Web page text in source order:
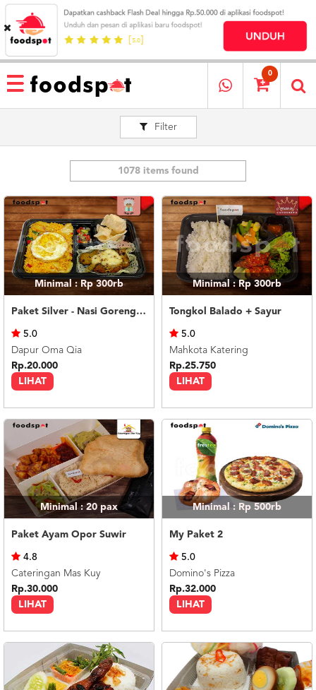
HOME
MENU
RESTAURANT
MEREKA
KATALOG
LOYALTY
PROGRAM
ABOUT
BLOG
TERMS
CENTER
021
5091
3494
LOGIN
DAFTAR
0
Filter
1078 items found
Minimal : Rp 300rb
Paket Silver - Nasi Goreng Nanas Geprek Mozza
LIHAT
5.0
Dapur Oma Qia
Rp.20.000
Minimal : Rp 300rb
Tongkol Balado + Sayur
LIHAT
5.0
Mahkota Katering
Rp.25.750
Minimal : 20pax
Paket Ayam Opor Suwir
LIHAT
4.8
Cateringan Mas Kuy
Rp.30.000
Minimal : Rp 500rb
My Paket 2
LIHAT
5.0
Domino's Pizza
Rp.32.000